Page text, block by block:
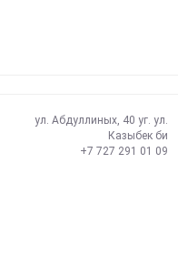
ул. Абдуллиных, 40 уг. ул.
Казыбек би
+7 727 291 01 09